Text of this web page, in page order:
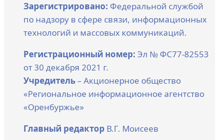
Зарегистрировано: Федеральной службой
по надзору в сфере связи, информационных
технологий и массовых коммуникаций.
Регистрационный номер: Эл № ФС77-82553
от 30 декабря 2021 г.
Учредитель– Акционерное общество
«Региональное информационное агентство
«Оренбуржье»
Главный редактор В.Г. Моисеев